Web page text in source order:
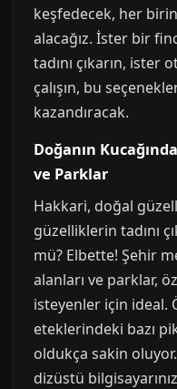
keşfedecek, her
alacağız. İster bir
tadını çıkarın,
çalışın, bu
kazandıracak.
Doğanın
ve Parklar
Hakkari, doğal
güzelliklerin tadını
mü? Elbette! Şehir
alanları ve parklar,
isteyenler için ideal.
eteklerindeki bazı
oldukça sakin
dizüstü